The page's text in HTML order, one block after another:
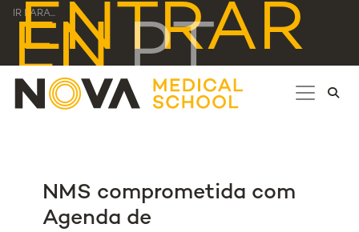
IR PARA...
ENTRAR
EN PT
NMS comprometida com
Agenda de